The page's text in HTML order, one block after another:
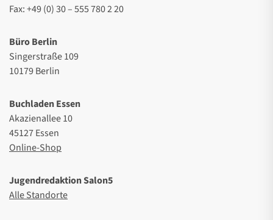
Fax: +49 (0) 30 – 555 780 2 20
Büro Berlin
Singerstraße 109
10179 Berlin
Buchladen Essen
Akazienallee 10
45127 Essen
Online-Shop
Jugendredaktion Salon5
Alle Standorte